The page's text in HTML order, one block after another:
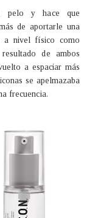
pelo y hace que
de aportarle una
a nivel físico como
de ambos
a espaciar más
se apelmazaba
frecuencia.